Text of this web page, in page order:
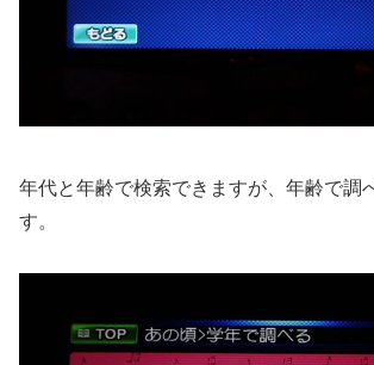
年代と年齢で検索できますが、年齢で調
す。